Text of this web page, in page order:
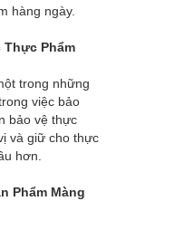
hàng ngày.
Thực Phẩm
trong những
việc bảo
bảo vệ thực
và giữ cho thực
hơn.
Phẩm Màng